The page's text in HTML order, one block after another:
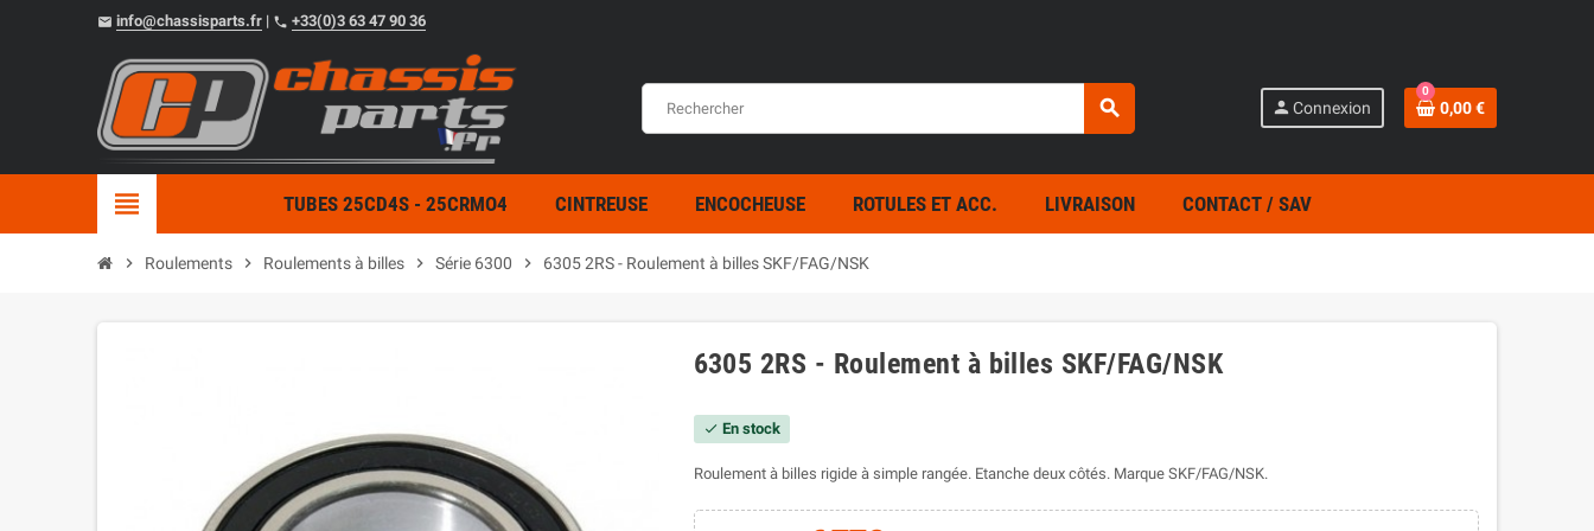
email info@chassisparts.fr | phone +33(0)3 63 47 90 36
search person Connexion
0
0,00 €
view_headline TUBES 25CD4S - 25CRMO4 CINTREUSE ENCOCHEUSE ROTULES ET ACC. LIVRAISON CONTACT / SAV
chevron_right Roulements chevron_right Roulements à billes chevron_right Série 6300 chevron_right 6305 2RS - Roulement à billes SKF/FAG/NSK
6305 2RS - Roulement à billes SKF/FAG/NSK
check En stock
Roulement à billes rigide à simple rangée. Etanche deux côtés. Marque SKF/FAG/NSK.